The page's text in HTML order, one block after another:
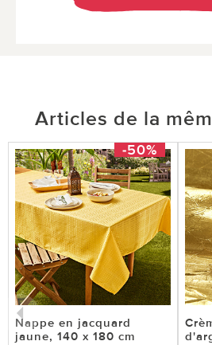
Articles de la
-50%
Nappe en jacquard
jaune, 140 x 180 cm